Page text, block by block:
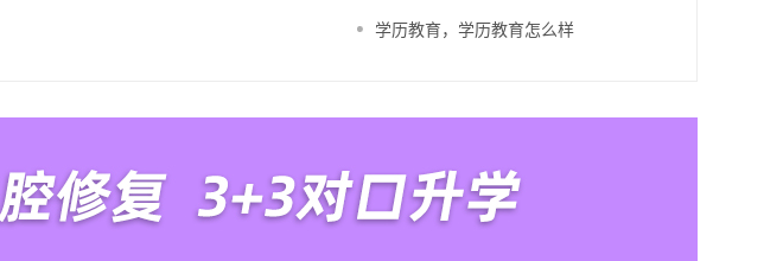
学历教育，学历教育怎么样